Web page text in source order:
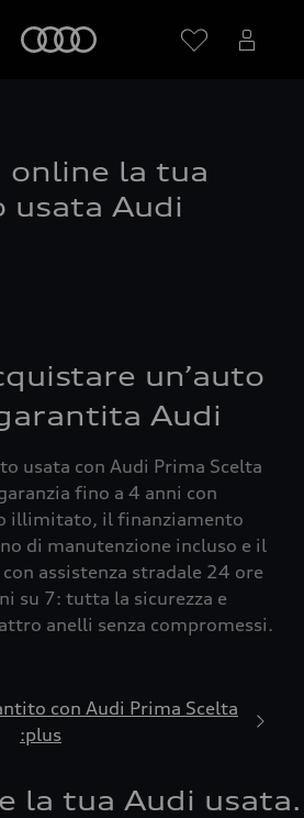
online la tua
usata Audi
un’auto
Audi
usata con Audi Prima Scelta
fino a 4 anni con
illimitato, il finanziamento
di manutenzione incluso e il
assistenza stradale 24 ore
su 7: tutta la sicurezza e
anelli senza compromessi.
con Audi Prima Scelta
:plus
la tua Audi usata.